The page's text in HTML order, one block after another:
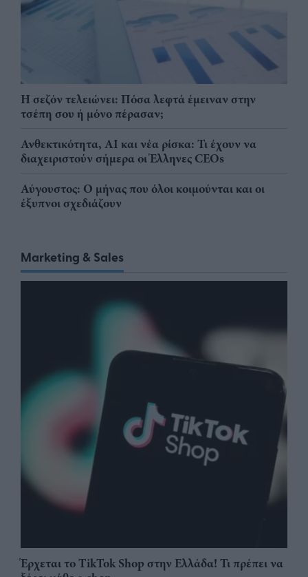
Η σεζόν τελειώνει: Πόσα λεφτά έμειναν στην
τσέπη σου ή μόνο πέρασαν;
Ανθεκτικότητα, AI και νέα ρίσκα: Τι έχουν να
διαχειριστούν σήμερα οι Έλληνες CEOs
Αύγουστος: Ο μήνας που όλοι κοιμούνται και οι
έξυπνοι σχεδιάζουν
Marketing & Sales
Έρχεται το TikTok Shop στην Ελλάδα! Τι πρέπει να